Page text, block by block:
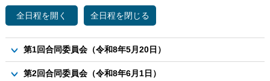
第1回合同委員会（令和8年5月20日）
資料1 第5期芽室町総合計画の検証（基本目標1）について
第2回合同委員会（令和8年6月1日）